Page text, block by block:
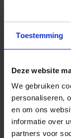
Toestemming
Deze website
We gebruiken
personaliseren,
en om ons
informatie over
partners voor
Beschrijving
Philips
Toepassing
De Philips
assortiment
omgevingen